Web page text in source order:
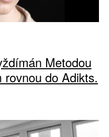
Metodou
do Adikts.